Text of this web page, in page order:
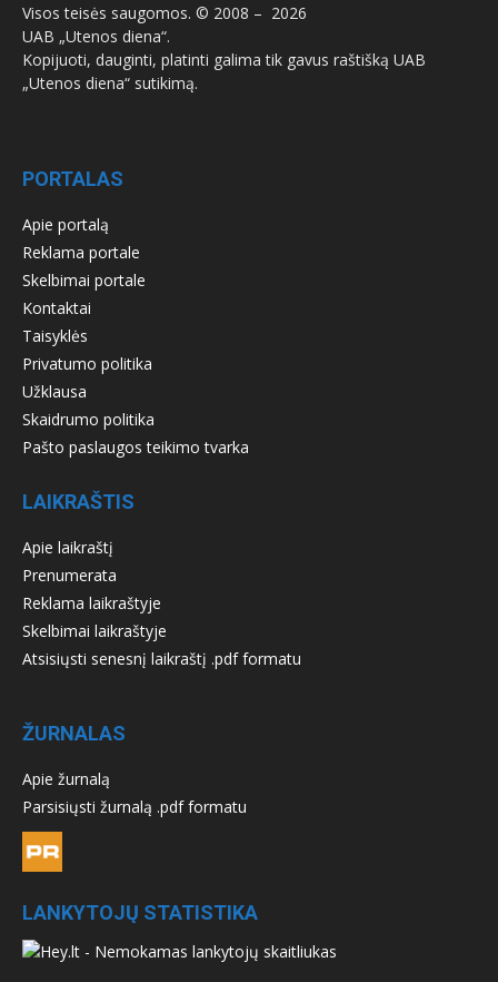
Visos teisės saugomos. © 2008 – 2026
UAB „Utenos diena“.
Kopijuoti, dauginti, platinti galima tik gavus raštišką UAB
„Utenos diena“ sutikimą.
PORTALAS
Apie portalą
Reklama portale
Skelbimai portale
Kontaktai
Taisyklės
Privatumo politika
Užklausa
Skaidrumo politika
Pašto paslaugos teikimo tvarka
LAIKRAŠTIS
Apie laikraštį
Prenumerata
Reklama laikraštyje
Skelbimai laikraštyje
Atsisiųsti senesnį laikraštį .pdf formatu
ŽURNALAS
Apie žurnalą
Parsisiųsti žurnalą .pdf formatu
LANKYTOJŲ STATISTIKA